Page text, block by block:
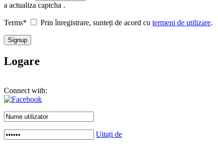
a actualiza captcha .
Terms* Prin înregistrare, sunteți de acord cu termeni de utilizare.
Logare
Connect with:
Uitați de